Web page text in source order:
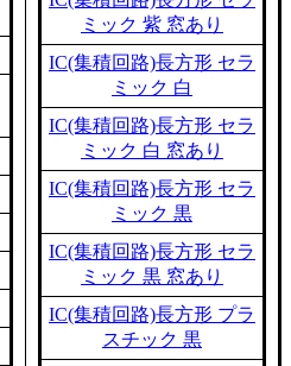
ミック 紫 窓あり
IC(集積回路)長方形 セラ
ミック 白
IC(集積回路)長方形 セラ
ミック 白 窓あり
IC(集積回路)長方形 セラ
ミック 黒
IC(集積回路)長方形 セラ
ミック 黒 窓あり
IC(集積回路)長方形 プラ
スチック 黒